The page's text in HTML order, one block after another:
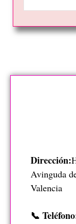
Dirección:
Avinguda
Valencia
📞